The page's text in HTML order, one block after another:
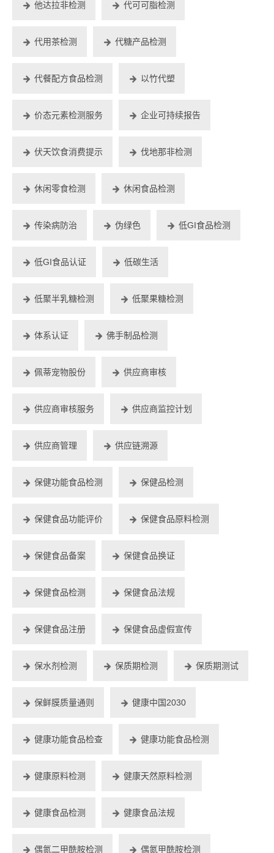
他达拉非检测 代可可脂检测
代用茶检测 代糖产品检测
代餐配方食品检测 以竹代塑
价态元素检测服务 企业可持续报告
伏天饮食消费提示 伐地那非检测
休闲零食检测 休闲食品检测
传染病防治 伪绿色 低GI食品检测
低GI食品认证 低碳生活
低聚半乳糖检测 低聚果糖检测
体系认证 佛手制品检测
佩蒂宠物股份 供应商审核
供应商审核服务 供应商监控计划
供应商管理 供应链溯源
保健功能食品检测 保健品检测
保健食品功能评价 保健食品原料检测
保健食品备案 保健食品换证
保健食品检测 保健食品法规
保健食品注册 保健食品虚假宣传
保水剂检测 保质期检测 保质期测试
保鲜膜质量通则 健康中国2030
健康功能食品检查 健康功能食品检测
健康原料检测 健康天然原料检测
健康食品检测 健康食品法规
偶氮二甲酰胺检测 偶氮甲酰胺检测